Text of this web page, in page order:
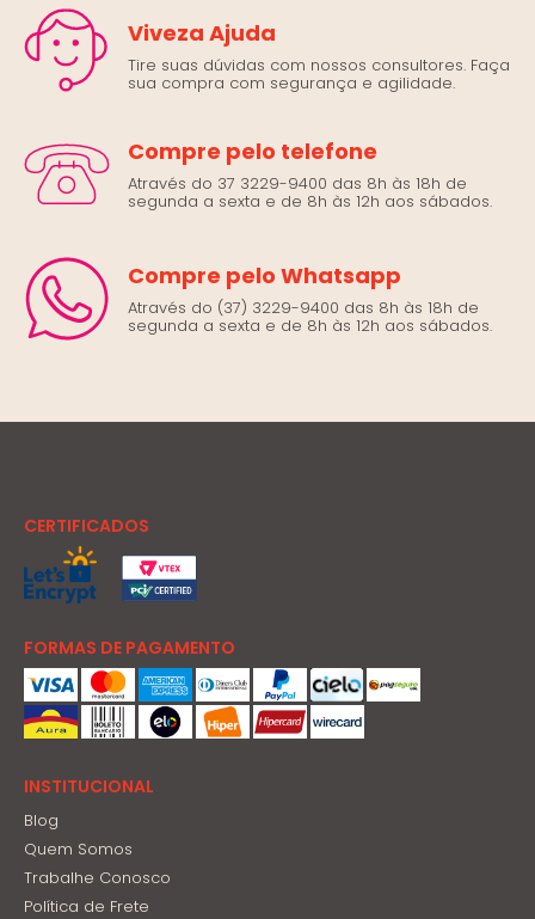
Viveza Ajuda
Tire suas dúvidas com nossos consultores. Faça
sua compra com segurança e agilidade.
Compre pelo telefone
Através do 37 3229-9400 das 8h às 18h de
segunda a sexta e de 8h às 12h aos sábados.
Compre pelo Whatsapp
Através do (37) 3229-9400 das 8h às 18h de
segunda a sexta e de 8h às 12h aos sábados.
CERTIFICADOS
FORMAS DE PAGAMENTO
INSTITUCIONAL
Blog
Quem Somos
Trabalhe Conosco
Política de Frete